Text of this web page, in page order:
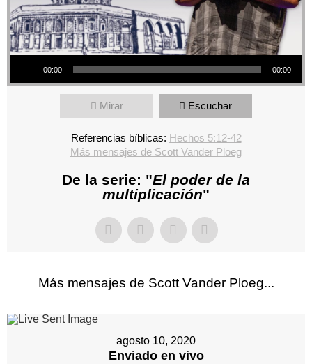
Reproductor de audio
00:00 00:00
Mirar Escuchar
Referencias bíblicas: Hechos 5:12-42
Más mensajes de Scott Vander Ploeg
De la serie: "El poder de la
multiplicación"
Más mensajes de Scott Vander Ploeg...
agosto 10, 2020
Enviado en vivo